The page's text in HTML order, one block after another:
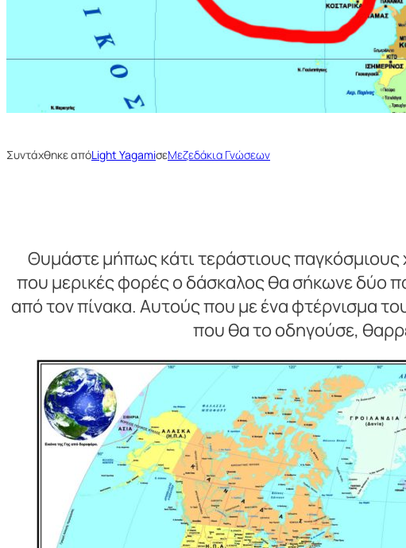
Συντάχθηκε απόLight YagamiσεΜεζεδάκια Γνώσεων
Θυμάστε μήπως κάτι τεράστιους
που μερικές φορές ο δάσκαλος θα σήκωνε δύο
από τον πίνακα. Αυτούς που με ένα φτέρνισμα
που θα το οδηγούσε,